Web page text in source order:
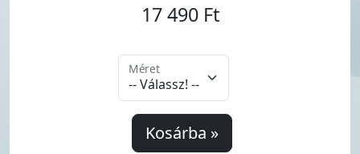
17 490 Ft
Méret
Kosárba »